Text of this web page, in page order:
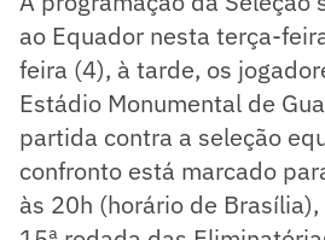
ao Equador nesta terça-
feira (4), à tarde, os
Estádio Monumental de
partida contra a seleção
confronto está marcado
às 20h (horário de